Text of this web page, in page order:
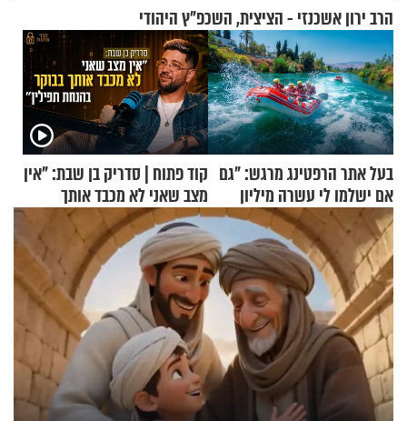
הרב ירון אשכנזי - הציצית, השכפ"ץ היהודי
בעל אתר הרפטינג מרגש: "גם
אם ישלמו לי עשרה מיליון
שקלים - לא אפתח בשבת"
קוד פתוח | סדריק בן שבת: "אין
מצב שאני לא מכבד אותך
בבוקר בהנחת תפילין"